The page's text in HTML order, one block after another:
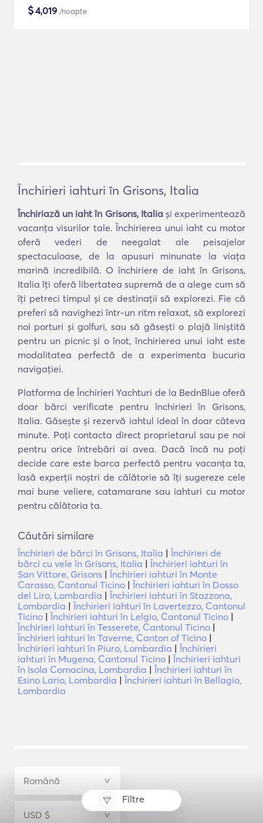
Filtre
$4,019 /noapte
Închirieri iahturi în Grisons, Italia
Închiriază un iaht în Grisons, Italiași experimentează
vacanța visurilor tale. Închirierea unui iaht cu motor
oferă vederi de neegalat ale peisajelor
spectaculoase, de la apusuri minunate la viața
marină incredibilă. O închiriere de iaht în Grisons,
Italia îți oferă libertatea supremă de a alege cum să
îți petreci timpul și ce destinații să explorezi. Fie că
preferi să navighezi într-un ritm relaxat, să explorezi
noi porturi și golfuri, sau să găsești o plajă liniștită
pentru un picnic și o înot, închirierea unui iaht este
modalitatea perfectă de a experimenta bucuria
navigației.
Platforma de Închirieri Yachturi de la BednBlue oferă
doar bărci verificate pentru închirieri în Grisons,
Italia. Găsește și rezervă iahtul ideal în doar câteva
minute. Poți contacta direct proprietarul sau pe noi
pentru orice întrebări ai avea. Dacă încă nu poți
decide care este barca perfectă pentru vacanța ta,
lasă experții noștri de călătorie să îți sugereze cele
mai bune veliere, catamarane sau iahturi cu motor
pentru călătoria ta.
Căutări similare
Închirieri de bărci în Grisons, Italia | Închirieri de
bărci cu vele în Grisons, Italia | Închirieri iahturi în
San Vittore, Grisons | Închirieri iahturi în Monte
Carasso, Cantonul Ticino | Închirieri iahturi în Dosso
del Liro, Lombardia | Închirieri iahturi în Stazzona,
Lombardia | Închirieri iahturi în Lavertezzo, Cantonul
Ticino | Închirieri iahturi în Lelgio, Cantonul Ticino |
Închirieri iahturi în Tesserete, Cantonul Ticino |
Închirieri iahturi în Taverne, Canton of Ticino |
Închirieri iahturi în Piuro, Lombardia | Închirieri
iahturi în Mugena, Cantonul Ticino | Închirieri iahturi
în Isola Comacina, Lombardia | Închirieri iahturi în
Esino Lario, Lombardia | Închirieri iahturi în Bellagio,
Lombardia